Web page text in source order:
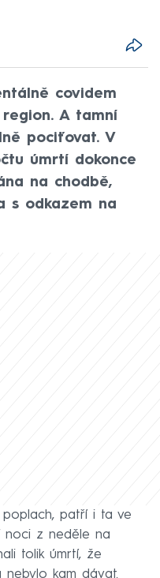
covidem
A tamní
pociťovat. V
úmrtí dokonce
na chodbě,
s odkazem na
poplach, patří i ta ve
noci z neděle na
tolik úmrtí, že
nebylo kam dávat.